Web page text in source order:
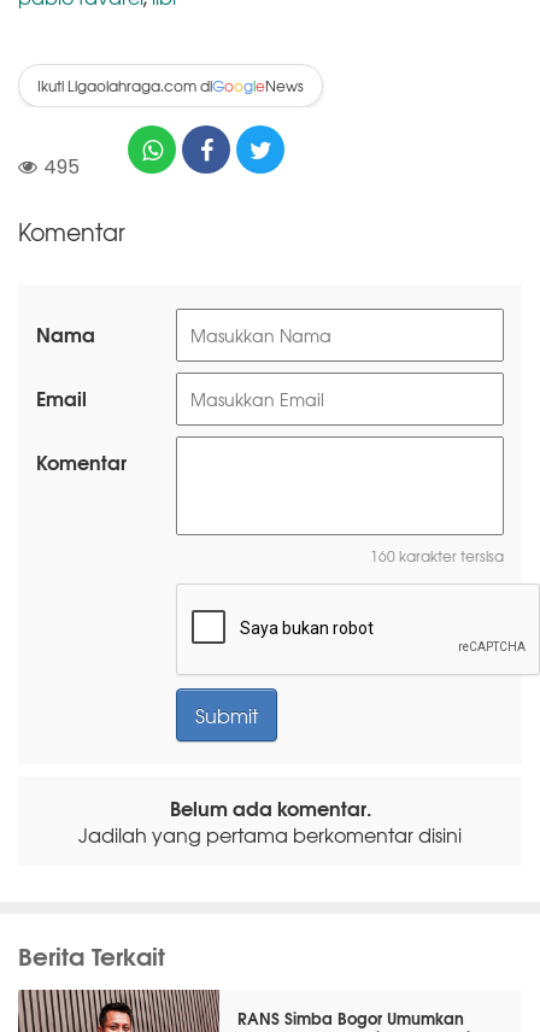
Ikuti Ligaolahraga.com diGoogleNews
495
Komentar
Nama
Email
Komentar
160 karakter tersisa
Belum ada komentar.
Jadilah yang pertama berkomentar disini
Berita Terkait
RANS Simba Bogor Umumkan